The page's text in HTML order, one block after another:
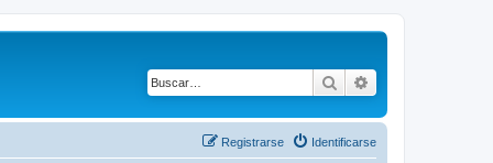
Buscar
Identificarse
Registrarse